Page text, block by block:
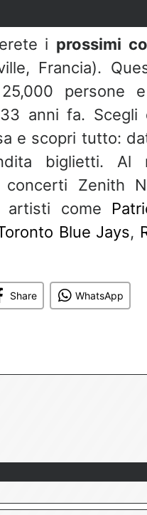
i prossimi
Francia).
persone
anni fa. Scegli
e scopri tutto:
biglietti. Al
concerti Zenith
artisti come
Blue Jays,
Share WhatsApp